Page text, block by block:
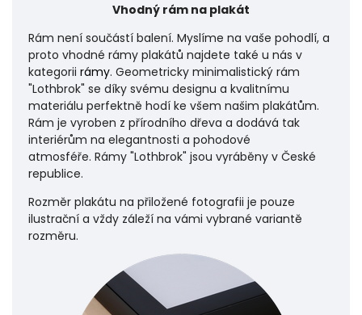
Vhodný rám na plakát
Rám není součástí balení. Myslíme na vaše pohodlí, a
proto vhodné rámy plakátů najdete také u nás v
kategorii rámy. Geometricky minimalistický rám
"Lothbrok" se díky svému designu a kvalitnímu
materiálu perfektně hodí ke všem našim plakátům.
Rám je vyroben z přírodního dřeva a dodává tak
interiérům na elegantnosti a pohodové
atmosféře. Rámy "Lothbrok" jsou vyráběny v České
republice.
Rozměr plakátu na přiložené fotografii je pouze
ilustrační a vždy záleží na vámi vybrané variantě
rozměru.